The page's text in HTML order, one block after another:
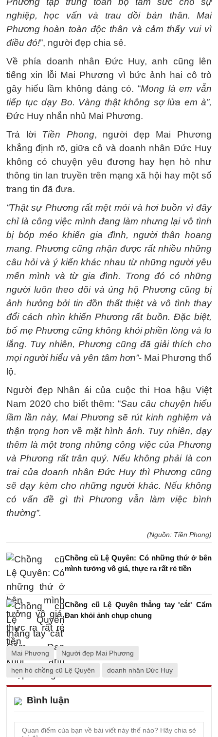
nghiệp, học vấn và trau dồi bản thân. Mai
Phương hoàn toàn độc thân và cảm thấy vui vì
điều đó!”, người đẹp chia sẻ.
Về phía doanh nhân Đức Huy, anh cũng lên
tiếng xin lỗi Mai Phương vì bức ảnh hai cô trò
gây hiểu lầm không đáng có. “Mong là em vẫn
tiếp tục dạy Bo. Vàng thật không sợ lửa em à”,
Đức Huy nhắn nhủ Mai Phương.
Trả lời Tiền Phong, người đẹp Mai Phương
khẳng định rõ, giữa cô và doanh nhân Đức Huy
không có chuyện yêu đương hay hẹn hò như
thông tin lan truyền trên mạng xã hội hay một số
trang tin đã đưa.
“Thật sự Phương rất mệt mỏi và hơi buồn vì đây
chỉ là công việc mình đang làm nhưng lại vô tình
bị bóp méo khiến gia đình, người thân hoang
mang. Phương cũng nhận được rất nhiều những
câu hỏi và ý kiến khác nhau từ những người yêu
mến mình và từ gia đình. Trong đó có những
người luôn theo dõi và ủng hộ Phương cũng bị
ảnh hưởng bởi tin đồn thất thiệt và vô tình thay
đổi cách nhìn khiến Phương rất buồn. Đặc biệt,
bố mẹ Phương cũng không khỏi phiền lòng và lo
lắng. Tuy nhiên, Phương cũng đã giải thích cho
mọi người hiểu và yên tâm hơn”- Mai Phương thổ
lộ.
Người đẹp Nhân ái của cuộc thi Hoa hậu Việt
Nam 2020 cho biết thêm: “Sau câu chuyện hiểu
lầm lần này, Mai Phương sẽ rút kinh nghiệm và
thận trọng hơn về mặt hình ảnh. Tuy nhiên, dạy
thêm là một trong những công việc của Phương
và Phương rất trân quý. Nếu không phải là con
trai của doanh nhân Đức Huy thì Phương cũng
sẽ dạy kèm cho những người khác. Nếu không
có vấn đề gì thì Phương vẫn làm việc bình
thường”.
(Nguồn: Tiền Phong)
Chồng cũ Lệ Quyên: Có những thứ ở bên
mình tưởng vô giá, thực ra rất rẻ tiền
Chồng cũ Lệ Quyên thẳng tay 'cắt' Cẩm
Đan khỏi ảnh chụp chung
Mai Phương Người đẹp Mai Phương
hẹn hò chồng cũ Lệ Quyên doanh nhân Đức Huy
Bình luận